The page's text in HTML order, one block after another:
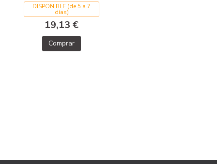
DISPONIBLE (de 5 a 7
días)
19,13 €
Comprar